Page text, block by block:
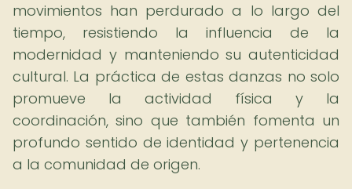
movimientos han perdurado a lo largo del
tiempo, resistiendo la influencia de la
modernidad y manteniendo su autenticidad
cultural. La práctica de estas danzas no solo
promueve la actividad física y la
coordinación, sino que también fomenta un
profundo sentido de identidad y pertenencia
a la comunidad de origen.